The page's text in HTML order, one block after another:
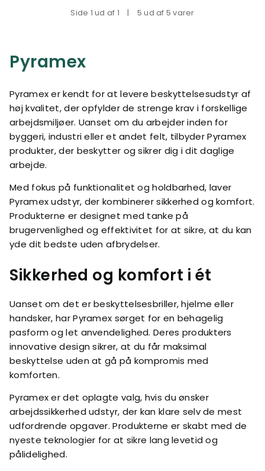
Side 1 ud af 1 | 5 ud af 5 varer
Pyramex
Pyramex er kendt for at levere beskyttelsesudstyr af
høj kvalitet, der opfylder de strenge krav i forskellige
arbejdsmiljøer. Uanset om du arbejder inden for
byggeri, industri eller et andet felt, tilbyder Pyramex
produkter, der beskytter og sikrer dig i dit daglige
arbejde.
Med fokus på funktionalitet og holdbarhed, laver
Pyramex udstyr, der kombinerer sikkerhed og komfort.
Produkterne er designet med tanke på
brugervenlighed og effektivitet for at sikre, at du kan
yde dit bedste uden afbrydelser.
Sikkerhed og komfort i ét
Uanset om det er beskyttelsesbriller, hjelme eller
handsker, har Pyramex sørget for en behagelig
pasform og let anvendelighed. Deres produkters
innovative design sikrer, at du får maksimal
beskyttelse uden at gå på kompromis med
komforten.
Pyramex er det oplagte valg, hvis du ønsker
arbejdssikkerhed udstyr, der kan klare selv de mest
udfordrende opgaver. Produkterne er skabt med de
nyeste teknologier for at sikre lang levetid og
pålidelighed.